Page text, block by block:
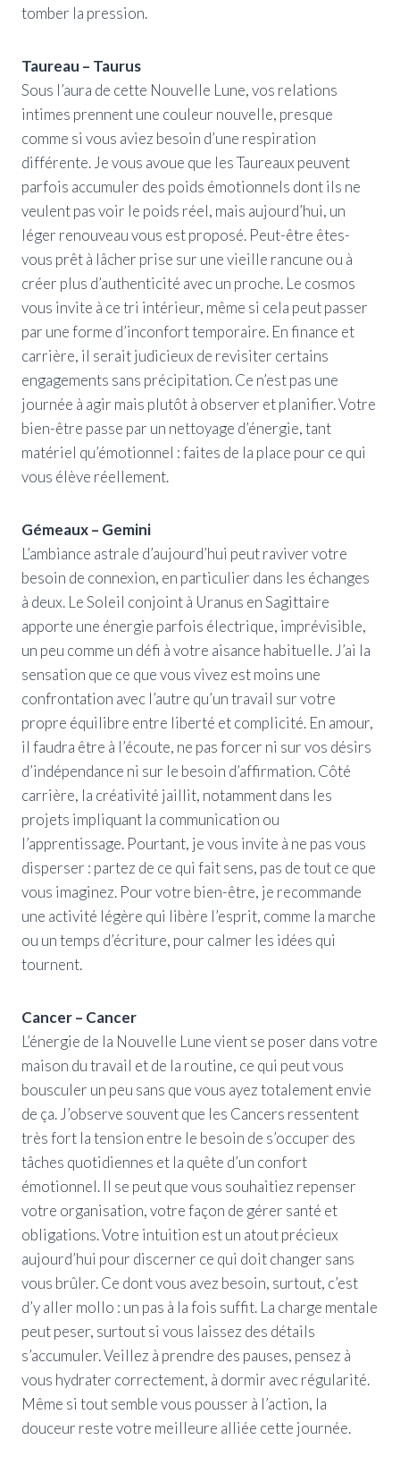
tomber la pression.
Taureau – Taurus
Sous l’aura de cette Nouvelle Lune, vos relations
intimes prennent une couleur nouvelle, presque
comme si vous aviez besoin d’une respiration
différente. Je vous avoue que les Taureaux peuvent
parfois accumuler des poids émotionnels dont ils ne
veulent pas voir le poids réel, mais aujourd’hui, un
léger renouveau vous est proposé. Peut-être êtes-
vous prêt à lâcher prise sur une vieille rancune ou à
créer plus d’authenticité avec un proche. Le cosmos
vous invite à ce tri intérieur, même si cela peut passer
par une forme d’inconfort temporaire. En finance et
carrière, il serait judicieux de revisiter certains
engagements sans précipitation. Ce n’est pas une
journée à agir mais plutôt à observer et planifier. Votre
bien-être passe par un nettoyage d’énergie, tant
matériel qu’émotionnel : faites de la place pour ce qui
vous élève réellement.
Gémeaux – Gemini
L’ambiance astrale d’aujourd’hui peut raviver votre
besoin de connexion, en particulier dans les échanges
à deux. Le Soleil conjoint à Uranus en Sagittaire
apporte une énergie parfois électrique, imprévisible,
un peu comme un défi à votre aisance habituelle. J’ai la
sensation que ce que vous vivez est moins une
confrontation avec l’autre qu’un travail sur votre
propre équilibre entre liberté et complicité. En amour,
il faudra être à l’écoute, ne pas forcer ni sur vos désirs
d’indépendance ni sur le besoin d’affirmation. Côté
carrière, la créativité jaillit, notamment dans les
projets impliquant la communication ou
l’apprentissage. Pourtant, je vous invite à ne pas vous
disperser : partez de ce qui fait sens, pas de tout ce que
vous imaginez. Pour votre bien-être, je recommande
une activité légère qui libère l’esprit, comme la marche
ou un temps d’écriture, pour calmer les idées qui
tournent.
Cancer – Cancer
L’énergie de la Nouvelle Lune vient se poser dans votre
maison du travail et de la routine, ce qui peut vous
bousculer un peu sans que vous ayez totalement envie
de ça. J’observe souvent que les Cancers ressentent
très fort la tension entre le besoin de s’occuper des
tâches quotidiennes et la quête d’un confort
émotionnel. Il se peut que vous souhaitiez repenser
votre organisation, votre façon de gérer santé et
obligations. Votre intuition est un atout précieux
aujourd’hui pour discerner ce qui doit changer sans
vous brûler. Ce dont vous avez besoin, surtout, c’est
d’y aller mollo : un pas à la fois suffit. La charge mentale
peut peser, surtout si vous laissez des détails
s’accumuler. Veillez à prendre des pauses, pensez à
vous hydrater correctement, à dormir avec régularité.
Même si tout semble vous pousser à l’action, la
douceur reste votre meilleure alliée cette journée.